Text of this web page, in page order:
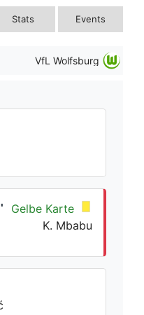
Stats Events
VfL Wolfsburg
Gelbe Karte
K. Mbabu